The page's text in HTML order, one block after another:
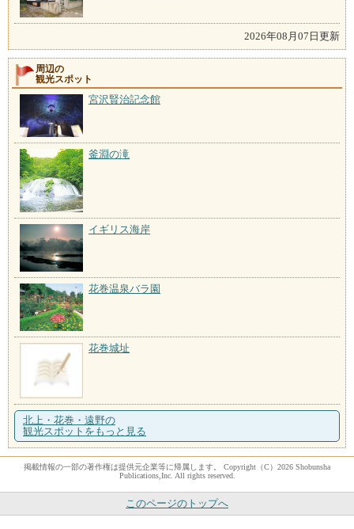
2026年08月07日更新
周辺の
観光スポット
宮沢賢治記念館
釜淵の滝
イギリス海岸
花巻温泉バラ園
花巻城址
北上・花巻・遠野の
観光スポットをもっと見る
掲載情報の一部の著作権は提供元企業等に帰属します。 Copyright（C）2026 Shobunsha
Publications,Inc. All rights reserved.
このページのトップへ